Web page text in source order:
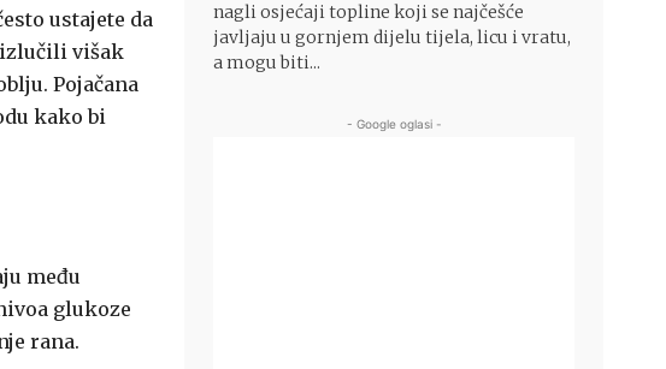
ustajete da
izlučili višak
Pojačana
kako bi
među
glukoze
rana.
nagli osjećaji topline koji se najčešće
javljaju u gornjem dijelu tijela, licu i vratu,
a mogu biti...
- Google oglasi -